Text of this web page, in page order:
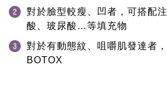
對於臉型較瘦、凹者，可搭配
酸、玻尿酸…等填充物
對於有動態紋、咀嚼肌發達者
BOTOX